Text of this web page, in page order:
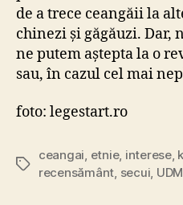
de a trece ceangăii la
chinezi și găgăuzi. Dar,
ne putem aștepta la o
sau, în cazul cel mai
foto: legestart.ro
Tags
ceangai, etnie, interese,
recensământ, secui,